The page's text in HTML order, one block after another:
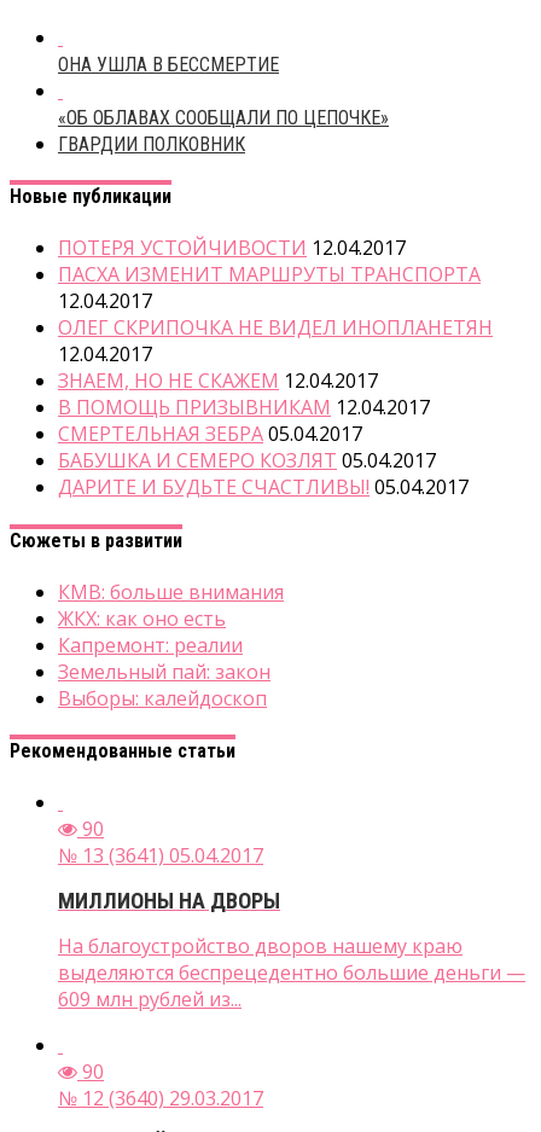
ОНА УШЛА В БЕССМЕРТИЕ
«ОБ ОБЛАВАХ СООБЩАЛИ ПО ЦЕПОЧКЕ»
ГВАРДИИ ПОЛКОВНИК
Новые публикации
ПОТЕРЯ УСТОЙЧИВОСТИ 12.04.2017
ПАСХА ИЗМЕНИТ МАРШРУТЫ ТРАНСПОРТА
12.04.2017
ОЛЕГ СКРИПОЧКА НЕ ВИДЕЛ ИНОПЛАНЕТЯН
12.04.2017
ЗНАЕМ, НО НЕ СКАЖЕМ 12.04.2017
В ПОМОЩЬ ПРИЗЫВНИКАМ 12.04.2017
СМЕРТЕЛЬНАЯ ЗЕБРА05.04.2017
БАБУШКА И СЕМЕРО КОЗЛЯТ 05.04.2017
ДАРИТЕ И БУДЬТЕ СЧАСТЛИВЫ! 05.04.2017
Сюжеты в развитии
КМВ: больше внимания
ЖКХ: как оно есть
Капремонт: реалии
Земельный пай: закон
Выборы: калейдоскоп
Рекомендованные статьи
90
№ 13 (3641) 05.04.2017
МИЛЛИОНЫ НА ДВОРЫ
На благоустройство дворов нашему краю
выделяются беспрецедентно большие деньги —
609 млн рублей из...
90
№ 12 (3640) 29.03.2017